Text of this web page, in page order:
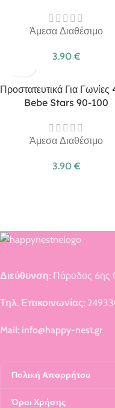
Άμεσα Διαθέσιμο
3.90 €
Προστατευτικά Για Γωνίες
Bebe Stars 90-100
Άμεσα Διαθέσιμο
3.90 €
Διεύθυνση: Πάροδος 6ης
Τηλ. Επικοινωνίας:
Mail: info@happy-nest.gr
Πολική Απορρήτου
Όροι Χρήσης